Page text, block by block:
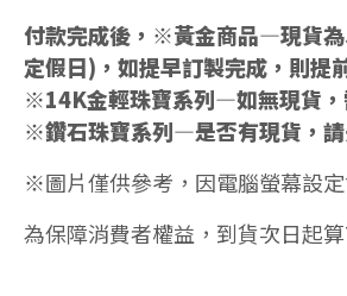
付款完成後，※黃金商品—現貨為
定假日)，如提早訂製完成，則提
※14K金輕珠寶系列—如無現貨，
※鑽石珠寶系列—是否有現貨，請
※圖片僅供參考，因電腦螢幕設
為保障消費者權益，到貨次日起